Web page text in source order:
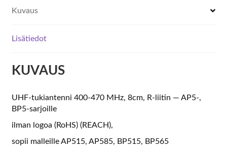
Kuvaus
Lisätiedot
KUVAUS
UHF-tukiantenni 400-470 MHz, 8cm, R-liitin — AP5-,
BP5-sarjoille
ilman logoa (RoHS) (REACH),
sopii malleille AP515, AP585, BP515, BP565